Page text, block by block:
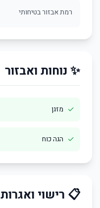
רמת אבזור בטיחותי
✨ נוחות ואבזור
✓ מזגן
✓ הגה כוח
📋 רישוי ואגרות